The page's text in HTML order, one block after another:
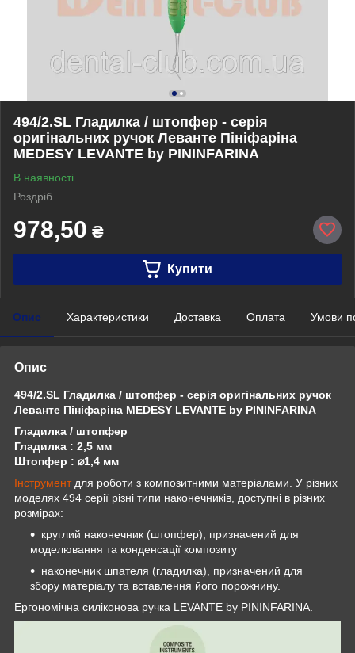
494/2.SL Гладилка / штопфер - серія
оригінальних ручок Леванте Пініфаріна
MEDESY LEVANTE by PININFARINA
В наявності
Роздріб
978,50 ₴
Купити
Опис Характеристики Доставка Оплата Умови
Опис
494/2.SL Гладилка / штопфер - серія оригінальних ручок
Леванте Пініфаріна MEDESY LEVANTE by PININFARINA
Гладилка / штопфер
Гладилка : 2,5 мм
Штопфер : ⌀1,4 мм
Інструментдля роботи з композитними матеріалами. У різних
моделях 494 серії різні типи наконечників, доступні в різних
розмірах:
круглий наконечник (штопфер), призначений для
моделювання та конденсації композиту
наконечник шпателя (гладилка), призначений для
збору матеріалу та вставлення його порожнину.
Ергономічна силіконова ручка LEVANTE by PININFARINA.